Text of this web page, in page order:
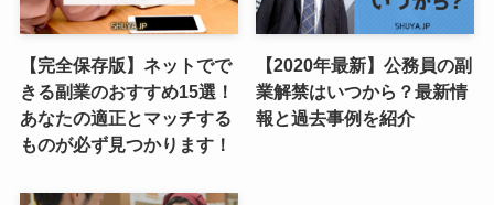
【完全保存版】ネットでで
きる副業のおすすめ15選！
あなたの適正とマッチする
ものが必ず見つかります！
【2020年最新】公務員の副
業解禁はいつから？最新情
報と過去事例を紹介